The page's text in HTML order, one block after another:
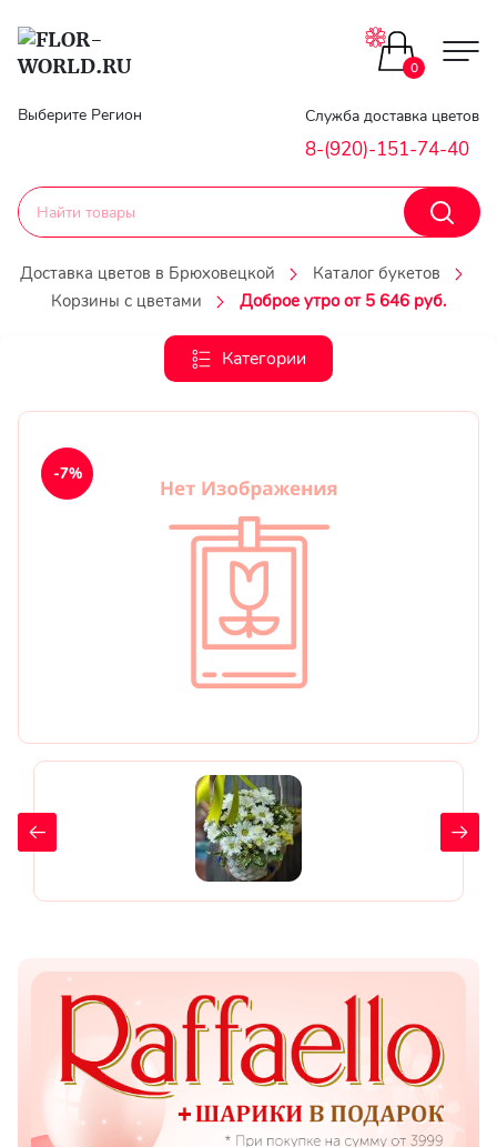
Главная
Гарантии
Доставка
Оплата
Выберите Регион Служба доставка цветов
8-(920)-151-74-40
0
Доставка цветов в Брюховецкой
Каталог букетов
Корзины с цветами
Доброе утро от 5 646 руб.
Категории
Цветы поштучно
Букеты до 2500
Каталог букетов
Корзины с цветами
Авторские букеты
Букеты из роз
Цветы любимой
Цветы дочери
Цветы сестре
Показать еще
Цветы
-7%